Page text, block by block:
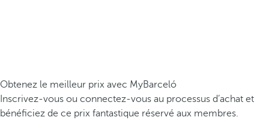
Obtenez le meilleur prix avec MyBarceló
Inscrivez-vous ou connectez-vous au processus d’achat et
bénéficiez de ce prix fantastique réservé aux membres.